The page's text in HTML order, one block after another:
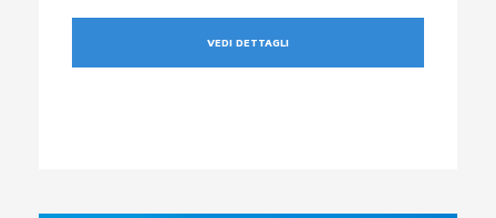
VEDI DETTAGLI